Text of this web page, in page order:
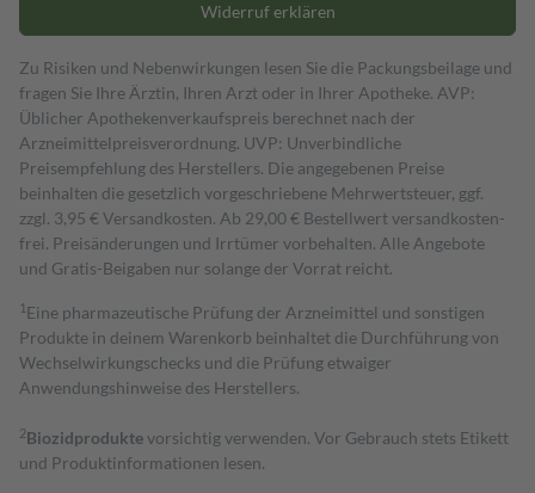
Widerruf erklären
Zu Risiken und Nebenwirkungen lesen Sie die Packungsbeilage und
fragen Sie Ihre Ärztin, Ihren Arzt oder in Ihrer Apotheke. AVP:
Üblicher Apothekenverkaufspreis berechnet nach der
Arzneimittelpreisverordnung. UVP: Unverbindliche
Preisempfehlung des Herstellers. Die angegebenen Preise
beinhalten die gesetzlich vorgeschriebene Mehrwertsteuer, ggf.
zzgl. 3,95 € Versandkosten. Ab 29,00 € Bestell­wert versand­kosten­
frei. Preisänderungen und Irrtümer vorbehalten. Alle Angebote
und Gratis-Beigaben nur solange der Vorrat reicht.
1 Eine pharmazeutische Prüfung der Arzneimittel und sonstigen
Produkte in deinem Warenkorb beinhaltet die Durchführung von
Wechselwirkungschecks und die Prüfung etwaiger
Anwendungshinweise des Herstellers.
2Biozidproduktevorsichtig verwenden. Vor Gebrauch stets Etikett
und Produktinformationen lesen.